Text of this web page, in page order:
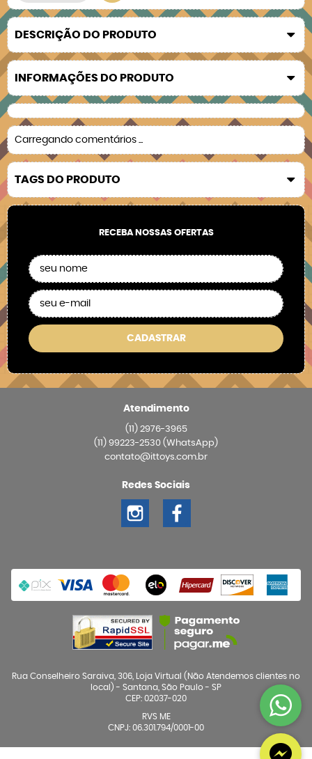
DESCRIÇÃO DO PRODUTO
INFORMAÇÕES DO PRODUTO
Carregando comentários ...
TAGS DO PRODUTO
RECEBA NOSSAS OFERTAS
CADASTRAR
Atendimento
(11)2976-3965
(11) 99223-2530 (WhatsApp)
contato@ittoys.com.br
Redes Sociais
Rua Conselheiro Saraiva, 306, Loja Virtual (Não Atendemos clientes no
local) - Santana, São Paulo - SP
CEP: 02037-020
RVS ME
CNPJ: 06.301.794/0001-00